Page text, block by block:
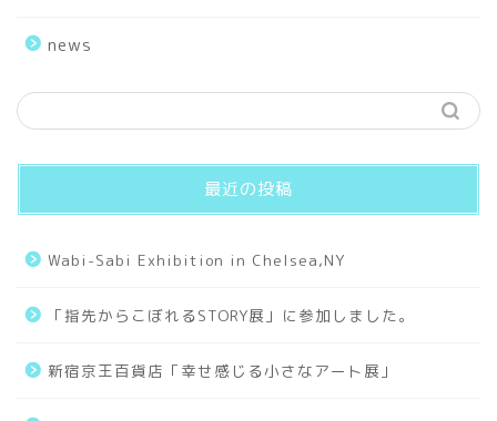
news
最近の投稿
Wabi-Sabi Exhibition in Chelsea,NY
「指先からこぼれるSTORY展」に参加しました。
新宿京王百貨店「幸せ感じる小さなアート展」
Old Days
Collages